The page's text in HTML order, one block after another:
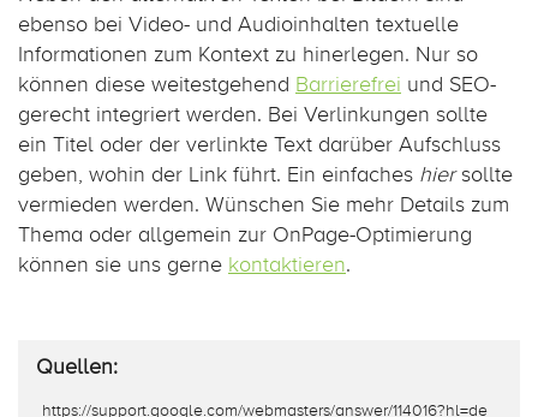
ebenso bei Video- und Audioinhalten textuelle
Informationen zum Kontext zu hinerlegen. Nur so
können diese weitestgehend Barrierefrei und SEO-
gerecht integriert werden. Bei Verlinkungen sollte
ein Titel oder der verlinkte Text darüber Aufschluss
geben, wohin der Link führt. Ein einfaches hiersollte
vermieden werden. Wünschen Sie mehr Details zum
Thema oder allgemein zur OnPage-Optimierung
können sie uns gerne kontaktieren.
Quellen:
https://support.google.com/webmasters/answer/114016?hl=de